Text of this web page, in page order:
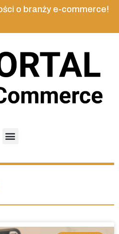
o branży e-commerce!